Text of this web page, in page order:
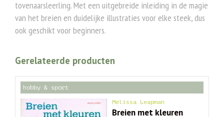
tovenaarsleerling. Met een uitgebreide inleiding in de magie
van het breien en duidelijke illustraties voor elke steek, dus
ook geschikt voor beginners.
Gerelateerde producten
hobby & sport
Melissa Leapman
Breien met kleuren